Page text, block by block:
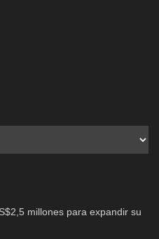
millones para expandir su